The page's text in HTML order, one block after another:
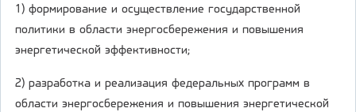
1) формирование и осуществление государственной
политики в области энергосбережения и повышения
энергетической эффективности;
2) разработка и реализация федеральных программ в
области энергосбережения и повышения энергетической